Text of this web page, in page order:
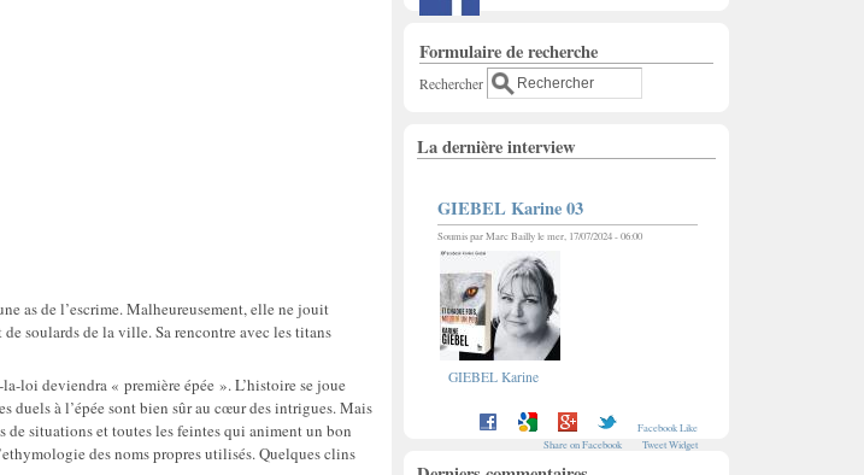
as de l’escrime. Malheureusement, elle ne jouit
soulards de la ville. Sa rencontre avec les titans
loi deviendra « première épée ». L’histoire se joue
duels à l’épée sont bien sûr au cœur des intrigues. Mais
de situations et toutes les feintes qui animent un bon
des noms propres utilisés. Quelques clins
Formulaire de recherche
Rechercher
La dernière interview
GIEBEL Karine 03
Soumis parMarc Baillyle mer, 17/07/2024 - 06:00
GIEBEL Karine
Facebook Like
Share on Facebook
Tweet Widget